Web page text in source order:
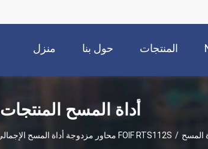
منزل حول بنا المنتجات
أداة المسح المنتجات
المسح / FOIF RTS112S محاور مزدوجة أداة المسح الإجمالي للمحطة 5000m نظارة واحدة